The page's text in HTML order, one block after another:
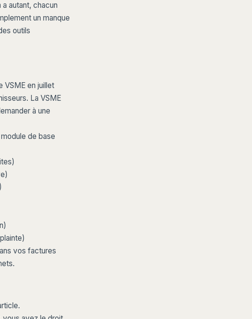
autant, chacun
un manque
outils
VSME en juillet
La VSME
à une
de base
vos factures